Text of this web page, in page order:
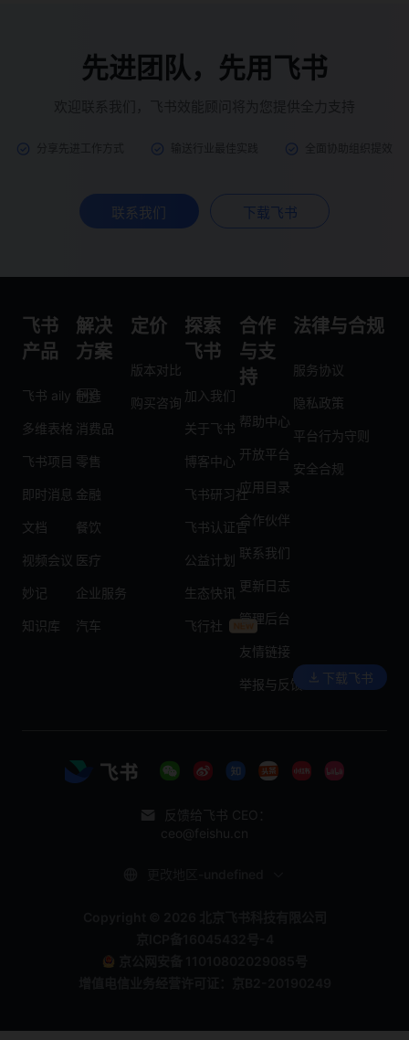
先进团队，先用飞书
联系我们 下载飞书
飞书
产品
飞书 aily
多维表格
飞书项目
即时消息
文档
视频会议
妙记
知识库
解决
方案
制造
消费品
零售
金融
餐饮
医疗
企业服务
汽车
定价
版本对比
购买咨询
探索
飞书
加入我们
关于飞书
博客中心
飞书研习社
飞书认证官
公益计划
生态快讯
飞行社
合作
与支
持
帮助中心
开放平台
应用目录
合作伙伴
联系我们
更新日志
管理后台
友情链接
举报与反馈
法律与合规
服务协议
隐私政策
平台行为守则
安全合规
下载飞书
反馈给飞书 CEO：
ceo@feishu.cn